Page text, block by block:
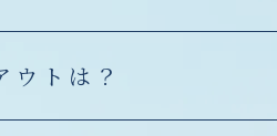
ウトは？